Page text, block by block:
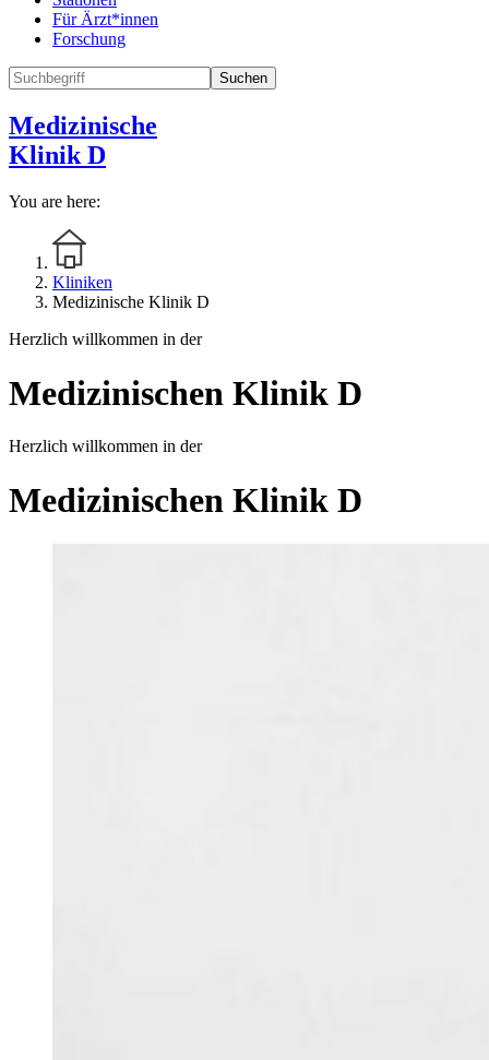
Für Ärzt*innen
Forschung
Suchen
Medizinische
Klinik D
You are here:
Kliniken
Medizinische Klinik D
Herzlich willkommen in der
Medizinischen Klinik D
Herzlich willkommen in der
Medizinischen Klinik D